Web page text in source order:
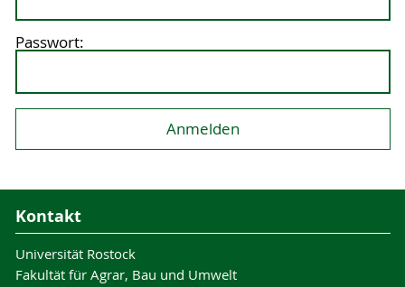
Passwort:
Kontakt
Universität Rostock
Fakultät für Agrar, Bau und Umwelt